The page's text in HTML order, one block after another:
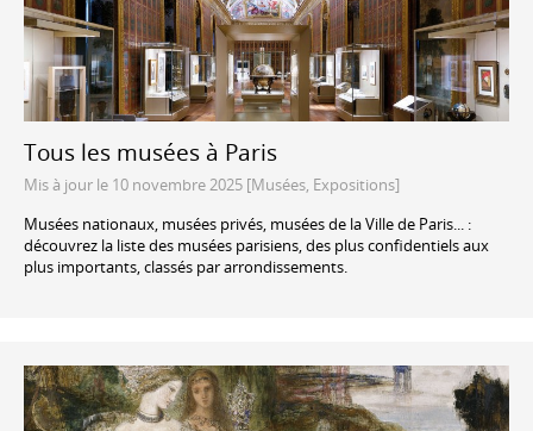
Tous les musées à Paris
Mis à jour le 10 novembre 2025 [Musées, Expositions]
Musées nationaux, musées privés, musées de la Ville de Paris... :
découvrez la liste des musées parisiens, des plus confidentiels aux
plus importants, classés par arrondissements.